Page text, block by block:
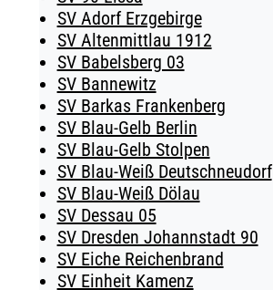
SV Adorf Erzgebirge
SV Altenmittlau 1912
SV Babelsberg 03
SV Bannewitz
SV Barkas Frankenberg
SV Blau-Gelb Berlin
SV Blau-Gelb Stolpen
SV Blau-Weiß Deutschneudorf
SV Blau-Weiß Dölau
SV Dessau 05
SV Dresden Johannstadt 90
SV Eiche Reichenbrand
SV Einheit Kamenz